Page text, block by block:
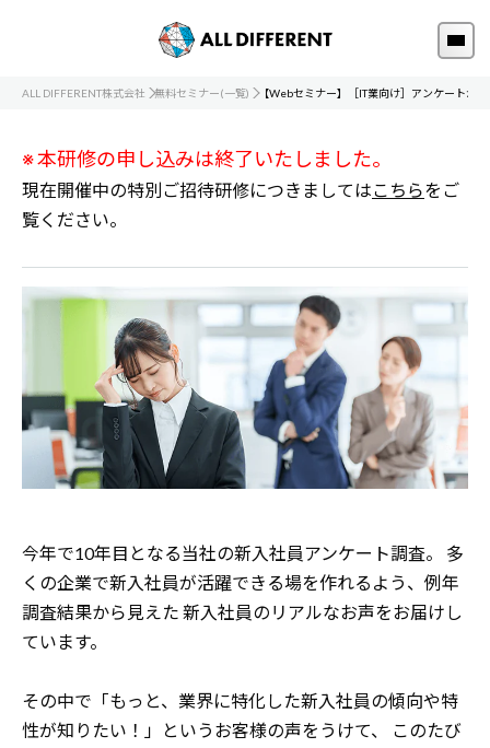
ALL DIFFERENT株式会社 無料セミナー(一覧) 【Webセミナー】［IT業向け］アンケートか
※ 本研修の申し込みは終了いたしました。
現在開催中の特別ご招待研修につきましてはこちらをご
覧ください。
今年で10年目となる当社の新入社員アンケート調査。
多
くの企業で新入社員が活躍できる場を作れるよう、例年
調査結果から見えた 新入社員のリアルなお声をお届けし
ています。
その中で「もっと、業界に特化した新入社員の傾向や特
性が知りたい！」というお客様の声をうけて、
このたび